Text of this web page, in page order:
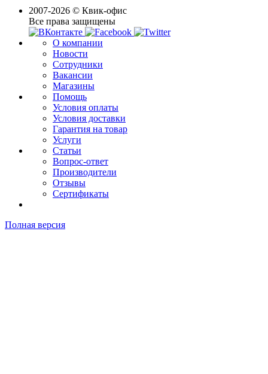
2007-2026 © Квик-офис
Все права защищены
О компании
Новости
Сотрудники
Вакансии
Магазины
Помощь
Условия оплаты
Условия доставки
Гарантия на товар
Услуги
Статьи
Вопрос-ответ
Производители
Отзывы
Сертификаты
Полная версия